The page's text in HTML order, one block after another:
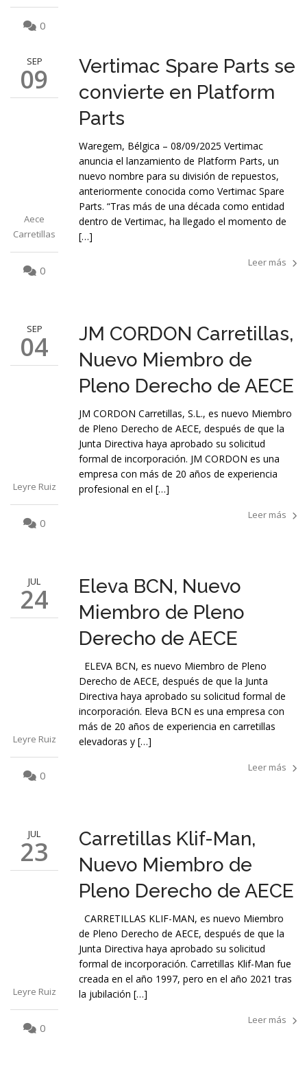
0
SEP
09
Aece
Carretillas
0
Vertimac Spare Parts se
convierte en Platform
Parts
Waregem, Bélgica – 08/09/2025 Vertimac
anuncia el lanzamiento de Platform Parts, un
nuevo nombre para su división de repuestos,
anteriormente conocida como Vertimac Spare
Parts. “Tras más de una década como entidad
dentro de Vertimac, ha llegado el momento de
[…]
Leer más
SEP
04
Leyre Ruiz
0
JM CORDON Carretillas,
Nuevo Miembro de
Pleno Derecho de AECE
JM CORDON Carretillas, S.L., es nuevo Miembro
de Pleno Derecho de AECE, después de que la
Junta Directiva haya aprobado su solicitud
formal de incorporación. JM CORDON es una
empresa con más de 20 años de experiencia
profesional en el […]
Leer más
JUL
24
Leyre Ruiz
0
Eleva BCN, Nuevo
Miembro de Pleno
Derecho de AECE
ELEVA BCN, es nuevo Miembro de Pleno
Derecho de AECE, después de que la Junta
Directiva haya aprobado su solicitud formal de
incorporación. Eleva BCN es una empresa con
más de 20 años de experiencia en carretillas
elevadoras y […]
Leer más
JUL
23
Leyre Ruiz
0
Carretillas Klif-Man,
Nuevo Miembro de
Pleno Derecho de AECE
CARRETILLAS KLIF-MAN, es nuevo Miembro
de Pleno Derecho de AECE, después de que la
Junta Directiva haya aprobado su solicitud
formal de incorporación. Carretillas Klif-Man fue
creada en el año 1997, pero en el año 2021 tras
la jubilación […]
Leer más